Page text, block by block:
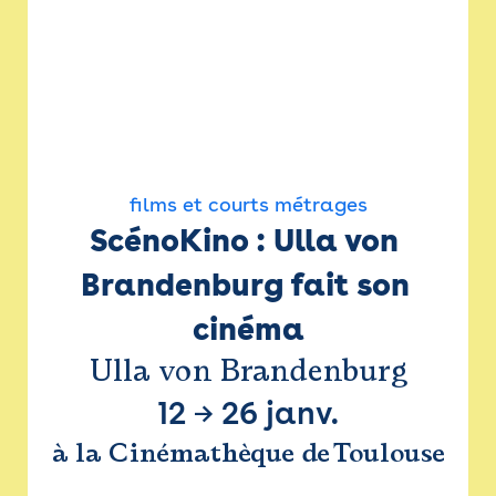
films et courts métrages
ScénoKino : Ulla von
Brandenburg fait son
cinéma
Ulla von Brandenburg
12 → 26 janv.
à la Cinémathèque de Toulouse